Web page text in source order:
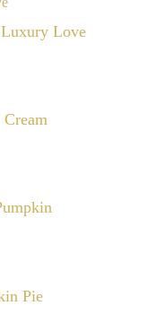
Luxury Love
Pie